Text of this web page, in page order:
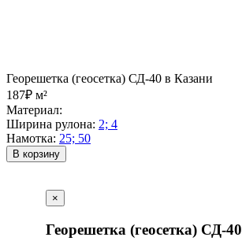
Георешетка (геосетка) СД-40 в Казани
187₽ м²
Материал:
Ширина рулона: 2; 4
Намотка: 25; 50
В корзину
×
Георешетка (геосетка) СД-40